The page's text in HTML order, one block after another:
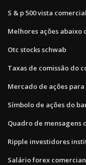
S & p 500 vista comercial
Melhores ações abaixo
Otc stocks schwab
Taxas de comissão do
Mercado de ações
Símbolo de ações do
Quadro de mensagens
Ripple investidores
Salário forex